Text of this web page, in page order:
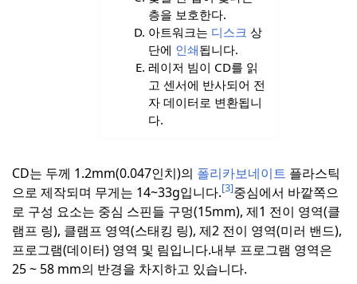
층을 보호한다.
아트워크는 디스크 상
단에 인쇄됩니다.
레이저 빔이 CD를 읽
고 센서에 반사되어 전
자 데이터로 변환됩니
다.
CD는 두께 1.2mm(0.047인치)의 폴리카보네이트 플라스틱
으로 제작되며 무게는 14~33g입니다.[3]중심에서 바깥쪽으
로 구성 요소는 중심 스핀들 구멍(15mm), 제1 전이 영역(클
램프 링), 클램프 영역(스태킹 링), 제2 전이 영역(미러 밴드),
프로그램(데이터) 영역 및 림입니다.내부 프로그램 영역은
25 ~ 58 mm의 반경을 차지하고 있습니다.